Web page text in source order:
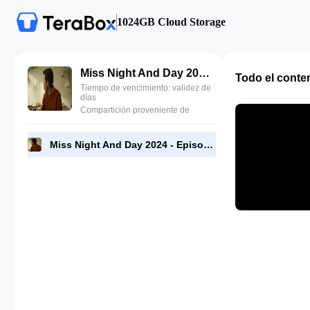
1024GB Cloud Storage
Miss Night And Day 2024 - Episode 11 - 720p NF Web-DL [RMC].mp4
Tiempo de vencimiento: validez de
días
Compartición proveniente de
Miss Night And Day 2024 - Episode 11 - 720p NF Web-DL [RMC].mp4
Todo el